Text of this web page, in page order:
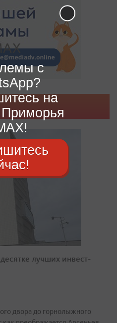
лучших инвест-
двора до горнолыжного
с
на